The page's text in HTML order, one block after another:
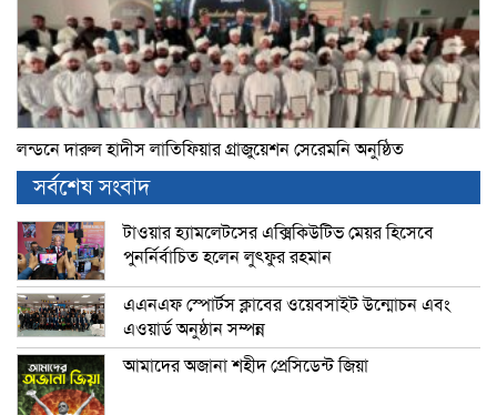
লন্ডনে দারুল হাদীস লাতিফিয়ার গ্রাজুয়েশন সেরেমনি অনুষ্ঠিত
সর্বশেষ সংবাদ
টাওয়ার হ্যামলেটসের এক্সিকিউটিভ মেয়র হিসেবে
পুনর্নির্বাচিত হলেন লুৎফুর রহমান
এএনএফ স্পোর্টস ক্লাবের ওয়েবসাইট উন্মোচন এবং
এওয়ার্ড অনুষ্ঠান সম্পন্ন
আমাদের অজানা শহীদ প্রেসিডেন্ট জিয়া